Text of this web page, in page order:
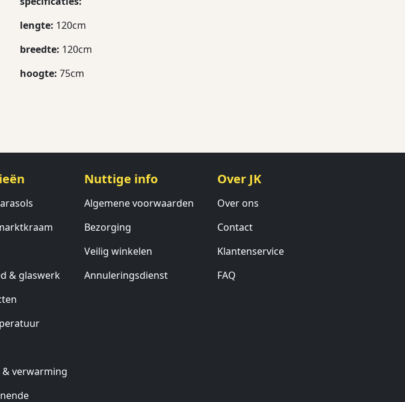
lengte: 120cm
breedte: 120cm
hoogte: 75cm
& glaswerk
verwarming
Nuttige info
Algemene voorwaarden
Bezorging
Veilig winkelen
Annuleringsdienst
Over JK
Over ons
Contact
Klantenservice
FAQ